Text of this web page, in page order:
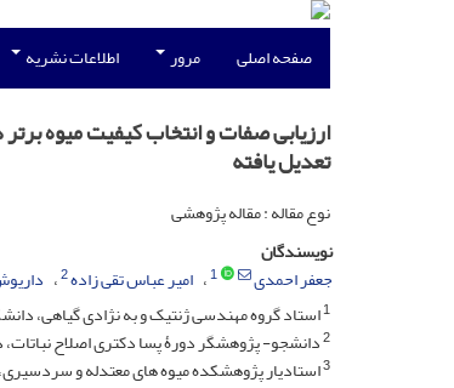
صفحه اصلی مرور اطلاعات نشریه
ارزیابی صفات و انتخاب کیفیت میوه
تعدیل یافته
نوع مقاله : مقاله پژوهشی
نویسندگان
جعفر احمدی
1 امیر عباس تقی زاده2
1استاد گروه مهندسی ژنتیک و به نژادی گیاهی،
2دانشجو- پژوهشگر دورۀ پسا دکتری اصلاح نباتات،
3استادیار پژوهشکده میوه های معتدله و